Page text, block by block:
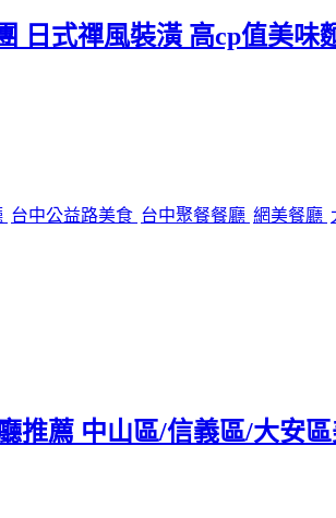
日式禪風裝潢 高cp值美味
台中公益路美食 台中聚餐餐廳 網美餐廳
推薦 中山區/信義區/大安